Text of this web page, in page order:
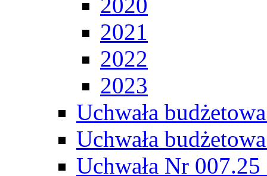
2021
2022
2023
Uchwała
Uchwała
Uchwała Nr